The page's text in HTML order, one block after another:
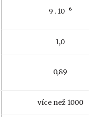
9 . 10–6
1,0
0,89
více než 1000